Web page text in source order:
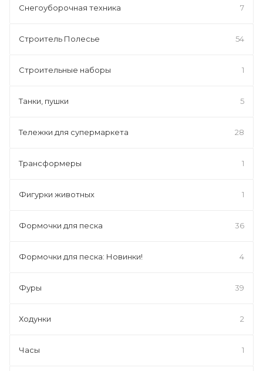
Снегоуборочная техника 7
Строитель Полесье 54
Строительные наборы 1
Танки, пушки 5
Тележки для супермаркета 28
Трансформеры 1
Фигурки животных 1
Формочки для песка 36
Формочки для песка: Новинки! 4
Фуры 39
Ходунки 2
Часы 1